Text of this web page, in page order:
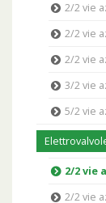
2/2 vie
2/2 vie
2/2 vie
3/2 vie
5/2 vie
2/2 vie
2/2 vie